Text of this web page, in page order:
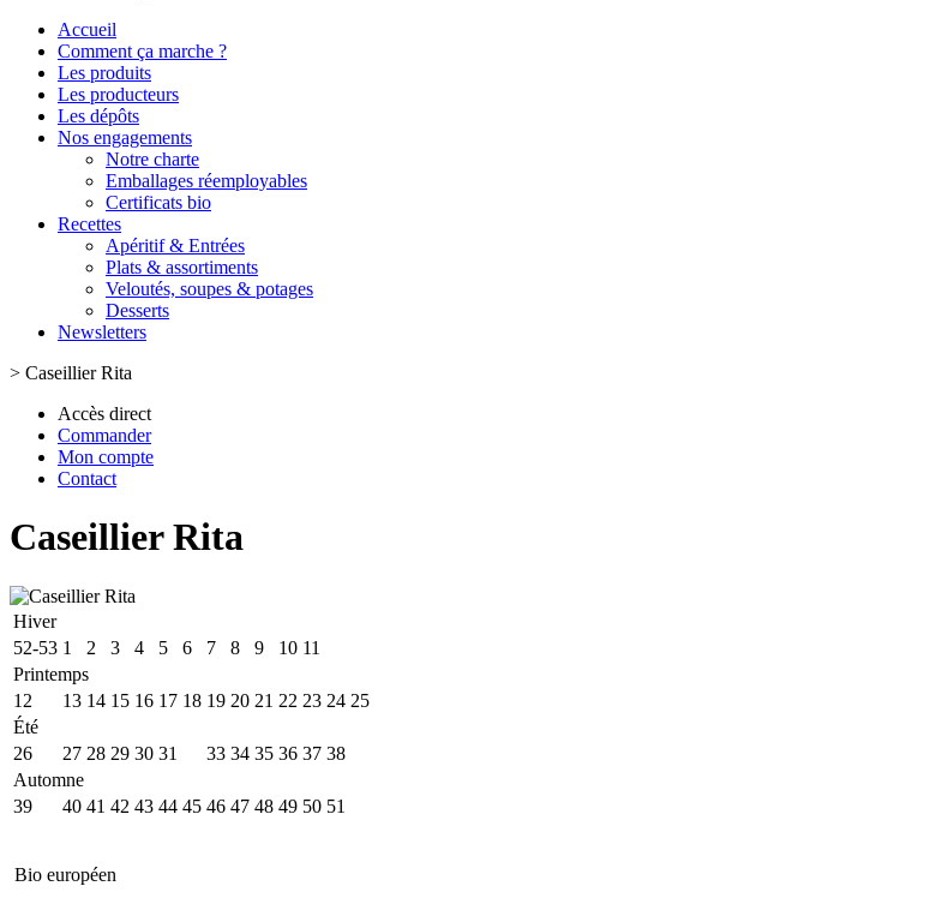
Accueil
Comment ça marche ?
Les produits
Les producteurs
Les dépôts
Nos engagements
Notre charte
Emballages réemployables
Certificats bio
Recettes
Apéritif & Entrées
Plats & assortiments
Veloutés, soupes & potages
Desserts
Newsletters
> Caseillier Rita
Accès direct
Commander
Mon compte
Contact
Caseillier Rita
Hiver
52-53 1 2 3 4 5 6 7 8 9 10 11
Printemps
12
13 14 15 16 17 18 19 20 21 22 23 24 25
Été
26
27 28 29 30 31 33 34 35 36 37 38
Automne
39
40 41 42 43 44 45 46 47 48 49 50 51
Bio européen